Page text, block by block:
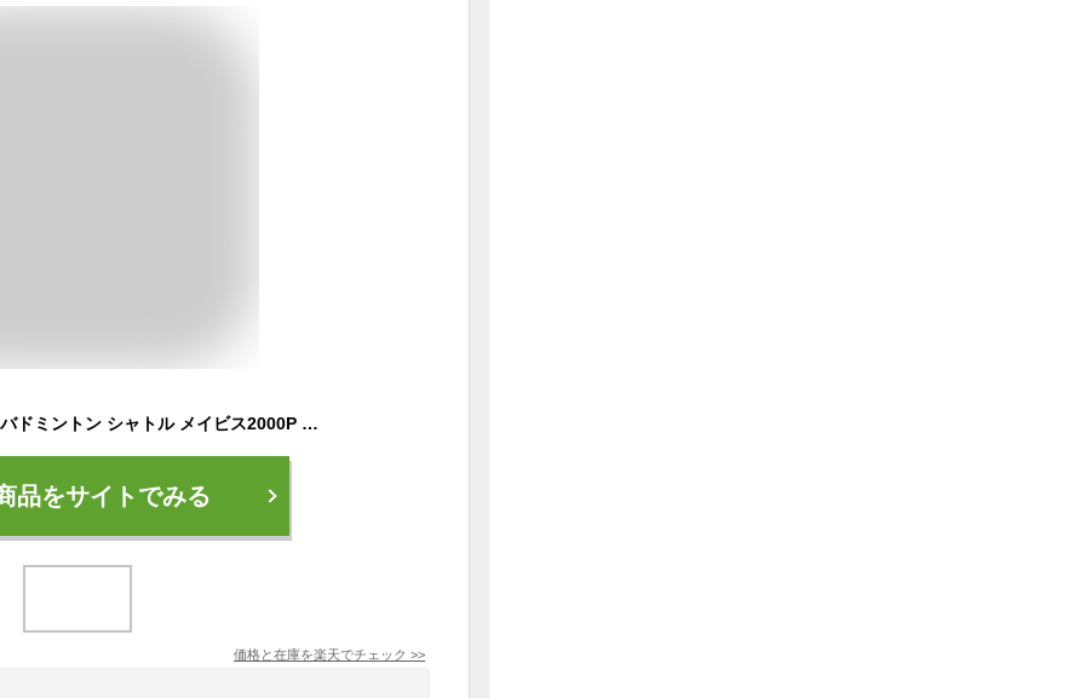
ヨネックス M-2000P バドミントン シャトル メイビス2000P 6個入り MIDDLE YONEX 送料無料 【SK04826】
品をサイトでみる
価格と在庫を楽天でチェック >>